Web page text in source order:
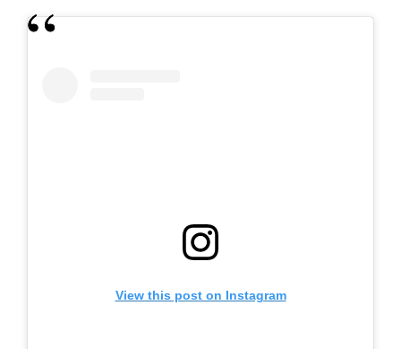
View this post on Instagram